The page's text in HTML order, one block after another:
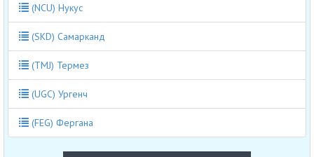
(NCU) Нукус
(SKD) Самарканд
(TMJ) Термез
(UGC) Ургенч
(FEG) Фергана